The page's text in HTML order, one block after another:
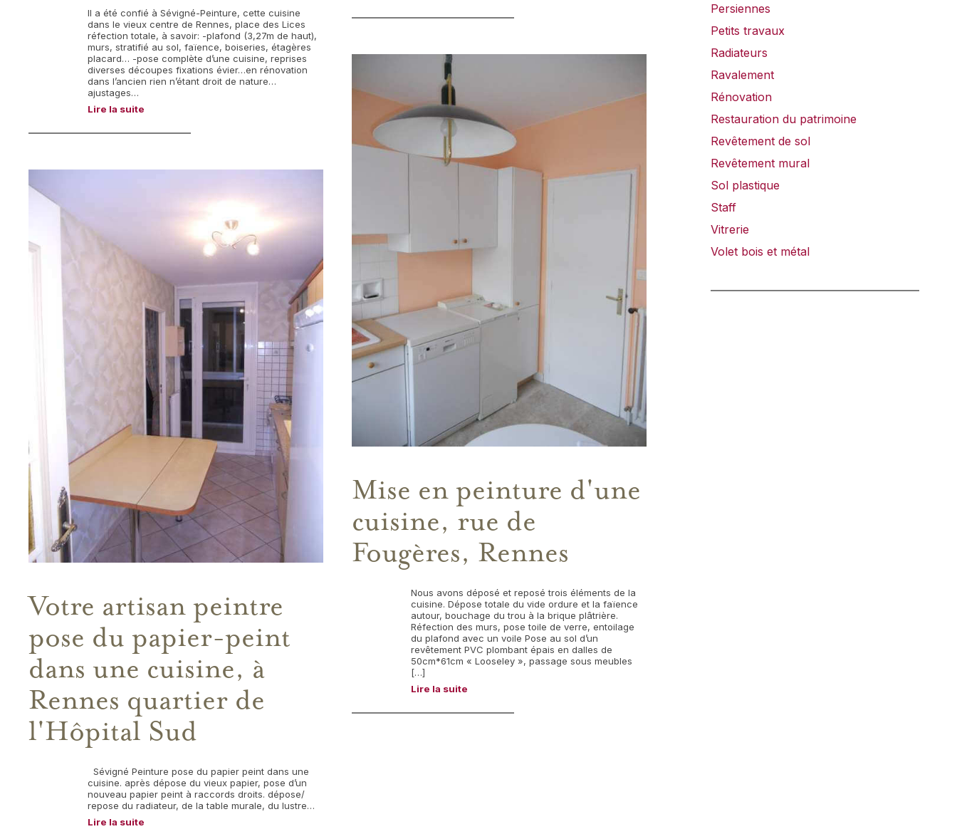
Il a été confié à Sévigné-Peinture, cette cuisine
dans le vieux centre de Rennes, place des Lices
réfection totale, à savoir: -plafond (3,27m de haut),
murs, stratifié au sol, faïence, boiseries, étagères
placard… -pose complète d’une cuisine, reprises
diverses découpes fixations évier…en rénovation
dans l’ancien rien n’étant droit de nature…
ajustages…
Lire la suite
Mise en peinture d'une
cuisine, rue de
Fougères, Rennes
Nous avons déposé et reposé trois éléments de la
cuisine. Dépose totale du vide ordure et la faïence
autour, bouchage du trou à la brique plâtrière.
Réfection des murs, pose toile de verre, entoilage
du plafond avec un voile Pose au sol d’un
revêtement PVC plombant épais en dalles de
50cm*61cm « Looseley », passage sous meubles
[…]
Lire la suite
Votre artisan peintre
pose du papier-peint
dans une cuisine, à
Rennes quartier de
l'Hôpital Sud
Sévigné Peinture pose du papier peint dans une
cuisine. après dépose du vieux papier, pose d’un
nouveau papier peint à raccords droits. dépose/
repose du radiateur, de la table murale, du lustre…
Lire la suite
Persiennes
Petits travaux
Radiateurs
Ravalement
Rénovation
Restauration du patrimoine
Revêtement de sol
Revêtement mural
Sol plastique
Staff
Vitrerie
Volet bois et métal